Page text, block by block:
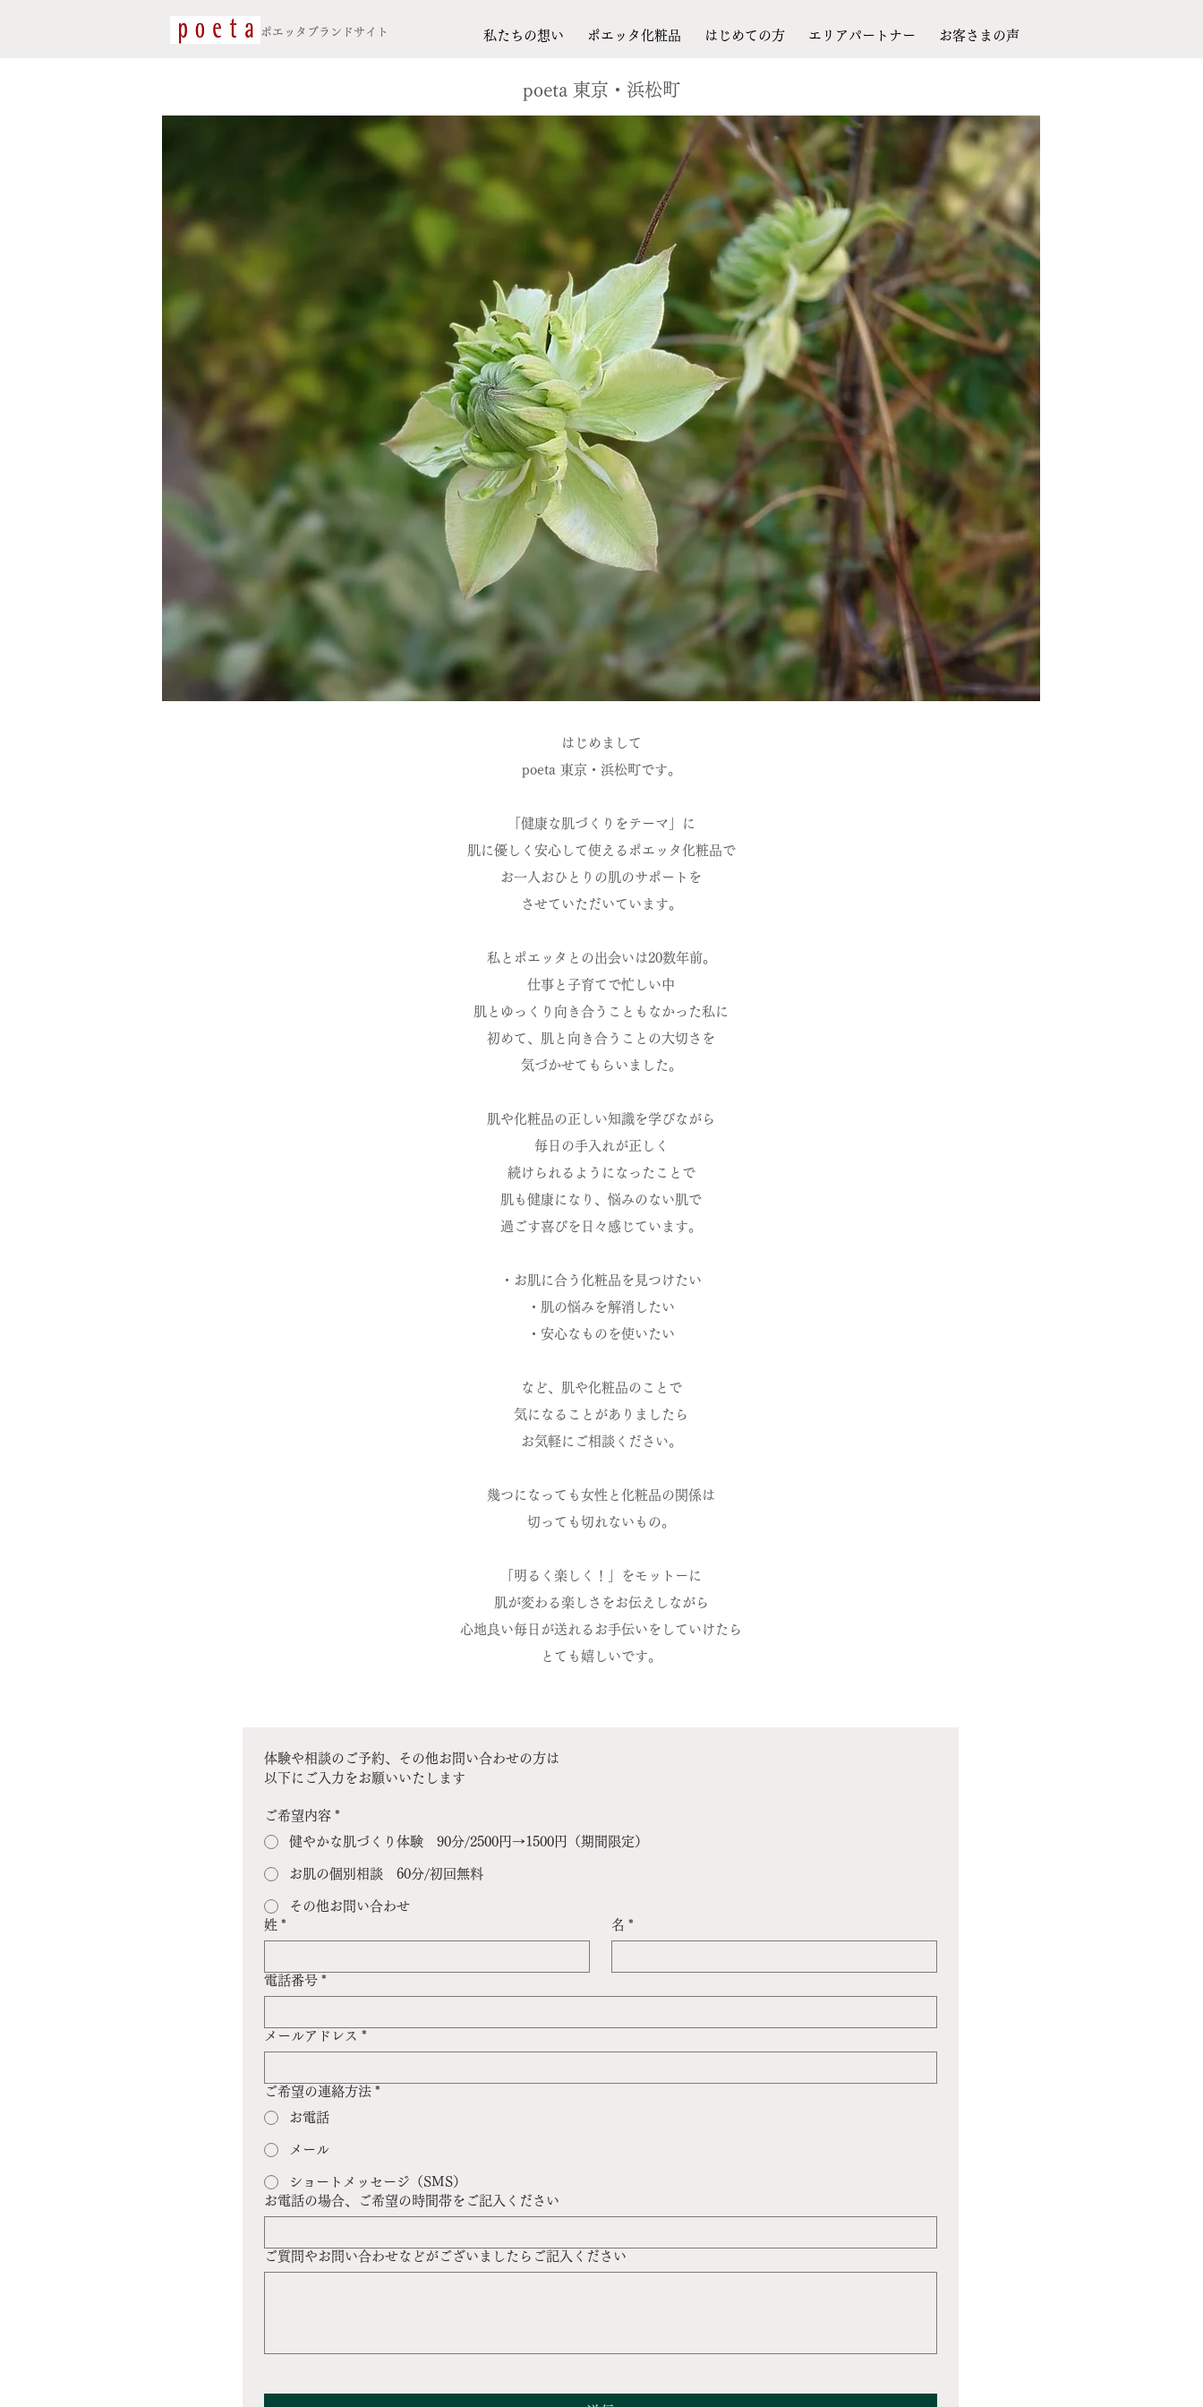
私たちの想い ポエッタ化粧品 はじめての方 エリアパートナー お客さまの声
​ポエッタブランドサイト
​poeta 東京・浜松町
はじめまして
poeta 東京・浜松町です。
「健康な肌づくりをテーマ」に
肌に優しく安心して使えるポエッタ化粧品で
お一人おひとりの肌のサポートを
させていただいています。
私とポエッタとの出会いは20数年前。
仕事と子育てで忙しい中
肌とゆっくり向き合うこともなかった私に
初めて、肌と向き合うことの大切さを
気づかせてもらいました。
肌や化粧品の正しい知識を学びながら
毎日の手入れが正しく
続けられるようになったことで
肌も健康になり、悩みのない肌で
過ごす喜びを日々感じています。
・お肌に合う化粧品を見つけたい
・肌の悩みを解消したい
・安心なものを使いたい
など、肌や化粧品のことで
気になることがありましたら
お気軽にご相談ください。
幾つになっても女性と化粧品の関係は
切っても切れないもの。
「明るく楽しく！」をモットーに
肌が変わる楽しさをお伝えしながら
心地良い毎日が送れるお手伝いをしていけたら
とても嬉しいです。
体験や相談のご予約、その他お問い合わせの方は
以下にご入力をお願いいたします
ご希望内容 *
健やかな肌づくり体験 90分/2500円→1500円（期間限定）
お肌の個別相談 60分/初回無料
その他お問い合わせ
姓 * 名 *
電話番号 *
メールアドレス *
ご希望の連絡方法 *
お電話
メール
ショートメッセージ（SMS）
お電話の場合、ご希望の時間帯をご記入ください
ご質問やお問い合わせなどがございましたらご記入ください